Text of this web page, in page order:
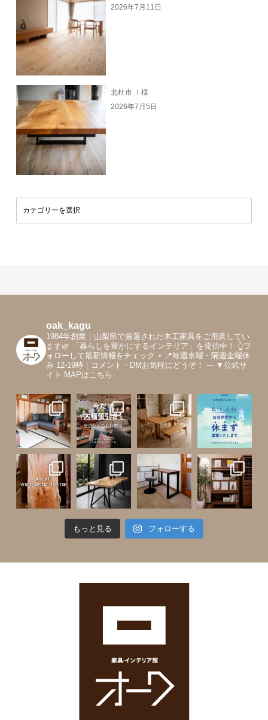
2026年7月11日
北杜市 Ｉ様
2026年7月5日
oak_kagu
1984年創業｜山梨県で厳選された木工家具をご用意してい
ます🌿 「暮らしを豊かにするインテリア」を発信中！
👆フ
ォローして最新情報をチェック ⋆ 📍毎週水曜・隔週金曜休
み 12-19時｜コメント・DMお気軽にどうぞ！
--- ▼公式サ
イト MAPはこちら
もっと見る フォローする